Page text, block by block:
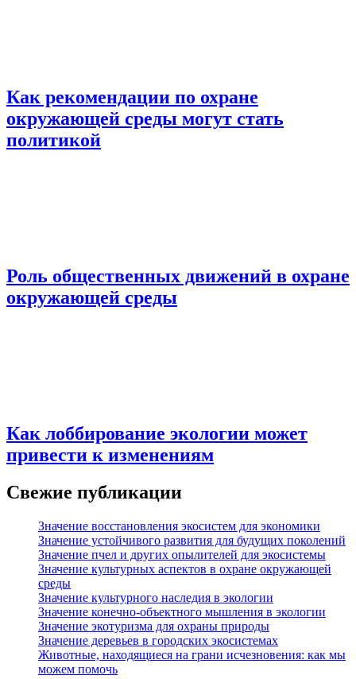
Как рекомендации по охране
окружающей среды могут стать
политикой
Роль общественных движений в охране
окружающей среды
Как лоббирование экологии может
привести к изменениям
Свежие публикации
Значение восстановления экосистем для экономики
Значение устойчивого развития для будущих поколений
Значение пчел и других опылителей для экосистемы
Значение культурных аспектов в охране окружающей
среды
Значение культурного наследия в экологии
Значение конечно-объектного мышления в экологии
Значение экотуризма для охраны природы
Значение деревьев в городских экосистемах
Животные, находящиеся на грани исчезновения: как мы
можем помочь